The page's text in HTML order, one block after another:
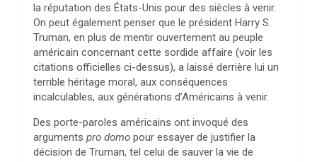
la réputation des États-Unis pour des siècles à venir.
On peut également penser que le président Harry S.
Truman, en plus de mentir ouvertement au peuple
américain concernant cette sordide affaire (voir les
citations officielles ci-dessus), a laissé derrière lui un
terrible héritage moral, aux conséquences
incalculables, aux générations d’Américains à venir.
Des porte-paroles américains ont invoqué des
arguments pro domo pour essayer de justifier la
décision de Truman, tel celui de sauver la vie de